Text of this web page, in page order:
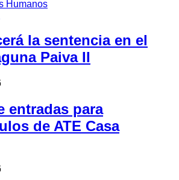
Humanos
la sentencia en el
Paiva II
entradas para
de ATE Casa